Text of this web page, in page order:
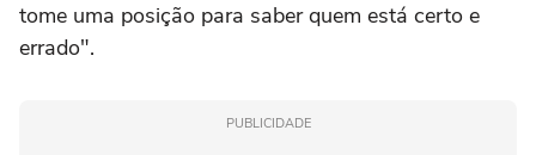
tome uma posição para saber quem está certo e
errado".
PUBLICIDADE